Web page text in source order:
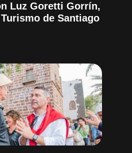
Luz Goretti Gorrín,
de Santiago